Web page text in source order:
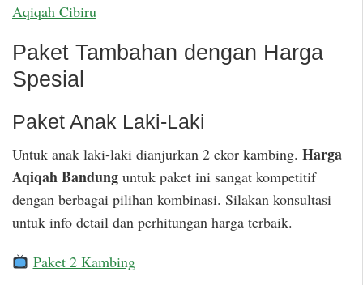
Aqiqah Cibiru
Paket Tambahan dengan Harga
Spesial
Paket Anak Laki-Laki
Untuk anak laki-laki dianjurkan 2 ekor kambing. Harga
Aqiqah Bandung untuk paket ini sangat kompetitif
dengan berbagai pilihan kombinasi. Silakan konsultasi
untuk info detail dan perhitungan harga terbaik.
Paket 2 Kambing